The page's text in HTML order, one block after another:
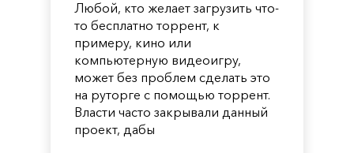
Любой, кто желает загрузить что-
то бесплатно торрент, к
примеру, кино или
компьютерную видеоигру,
может без проблем сделать это
на руторге с помощью торрент.
Власти часто закрывали данный
проект, дабы